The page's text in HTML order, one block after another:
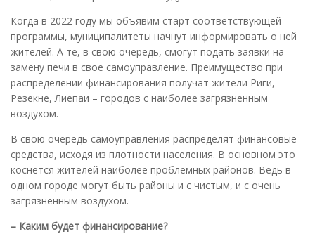
Когда в 2022 году мы объявим старт соответствующей
программы, муниципалитеты начнут информировать о ней
жителей. А те, в свою очередь, смогут подать заявки на
замену печи в свое самоуправление. Преимущество при
распределении финансирования получат жители Риги,
Резекне, Лиепаи – городов с наиболее загрязненным
воздухом.
В свою очередь самоуправления распределят финансовые
средства, исходя из плотности населения. В основном это
коснется жителей наиболее проблемных районов. Ведь в
одном городе могут быть районы и с чистым, и с очень
загрязненным воздухом.
– Каким будет финансирование?